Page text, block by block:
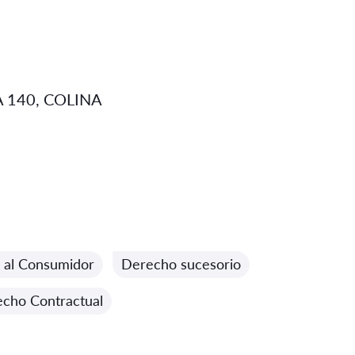
140, COLINA
Consumidor Derecho sucesorio
Contractual